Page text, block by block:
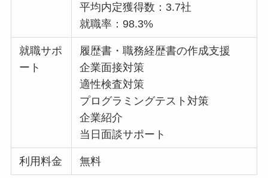
平均内定獲得数：3.7社
就職率：98.3%
就職サポ
ート
履歴書・職務経歴書の作成支援
企業面接対策
適性検査対策
プログラミングテスト対策
企業紹介
当日面談サポート
利用料金 無料